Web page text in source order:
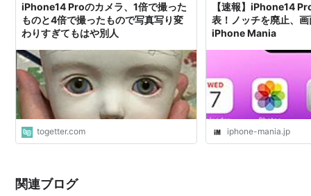
iPhone14 Proのカメラ、1倍で撮った
ものと4倍で撮ったもので写真写り変
わりすぎてもはや別人
togetter.com
【速報】iPhone14
表！ノッチを廃止、
iPhone Mania
iphone-mania.jp
関連ブログ